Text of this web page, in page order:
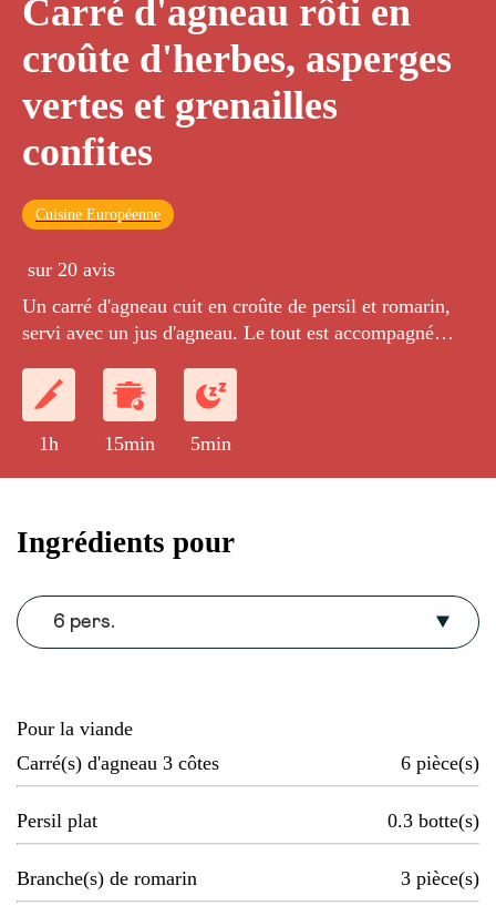
Carré d'agneau rôti en
croûte d'herbes, asperges
vertes et grenailles
confites
Cuisine Européenne
sur 20 avis
Un carré d'agneau cuit en croûte de persil et romarin,
servi avec un jus d'agneau. Le tout est accompagné
terre grenailles confites au beurre.
1h 15min 5min
Ingrédients pour
6 pers.
Pour la viande
Carré(s) d'agneau 3 côtes
6 pièce(s)
Persil plat 0.3 botte(s)
Branche(s) de romarin 3 pièce(s)